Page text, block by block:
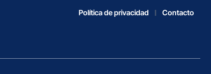
Política de privacidad Contacto